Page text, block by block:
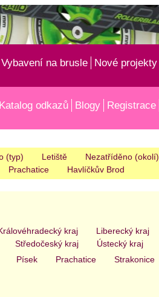
Vybavení na brusle Nové projekty
Katalog odkazů Blogy Registrace
(typ) Letiště Nezatříděno (okolí)
Prachatice Havlíčkův Brod
kraj Liberecký kraj
Středočeský kraj Ústecký kraj
Písek Prachatice Strakonice